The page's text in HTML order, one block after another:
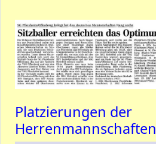
Platzierungen der
Herrenmannschaften